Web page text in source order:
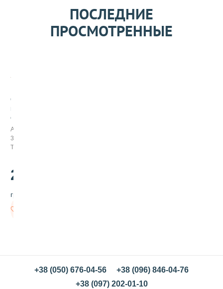
ПОСЛЕДНИЕ
ПРОСМОТРЕННЫЕ
С
е
с
ь
д
з
а
а
р
Арт:
315008
Товар заканчивается
265
грн/кг
+38 (050) 676-04-56
+38 (096) 846-04-76
+38 (097) 202-01-10